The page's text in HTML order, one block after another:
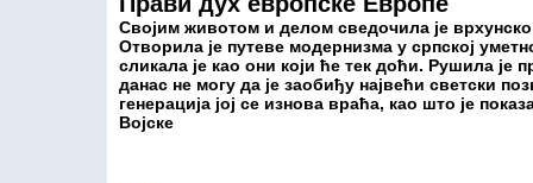
Својим животом и делом сведочила је
Отворила је путеве модернизма у српској
сликала је као они који ће тек доћи. Рушила је
данас не могу да је заобиђу највећи светски
генерација јој се изнова враћа, као што је
Војске